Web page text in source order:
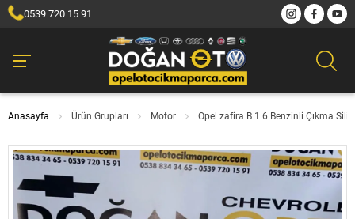
0539 720 15 91
Anasayfa Ürün Grupları Motor Opel zafira B 1.6 Benzinli Çıkma